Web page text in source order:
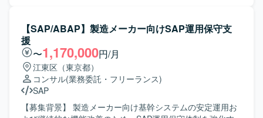
す。変動する業務量へ柔軟に対応し、PMI案件の推進力を高
めるために経験豊富な方に即戦力としてご活躍いただきた
く、本案件を募集いたします。 【作業内容】 M&A成立後の
PMI案件発生時に、プロジェクトリーダーとしてITインフラ
統合プロジェクトの中心的な役割を担っていただきます。
PMIの規模によっては外部パートナーとチームを編成し、統
合作業の計画策定や推進、関係者調整を行っていただきま
す。具体的には、Active DirectoryやEntra IDへの統合、
【SAP/ABAP】製造メーカー向けSAP運用保守支
援
〜1,170,000円/月
江東区（東京都）
コンサル(業務委託・フリーランス)
SAP
【募集背景】 製造メーカー向け基幹システムの安定運用お